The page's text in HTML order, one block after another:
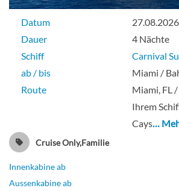
Balkonkabine-[8C]
Empress-Deck
Balkonkabine-[8D]
Datum
27.08.2026
Dauer
4 Nächte
Schiff
Carnival
ab / bis
Miami /
Route
Miami, FL
Ihrem
Cays…
Cruise Only,Familie
Innenkabine ab
Aussenkabine ab